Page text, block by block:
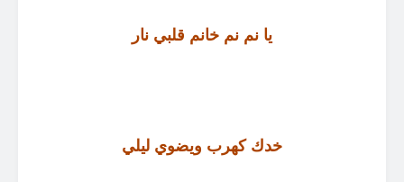
يا نم نم خانم قلبي نار
خدك كهرب ويضوي ليلي